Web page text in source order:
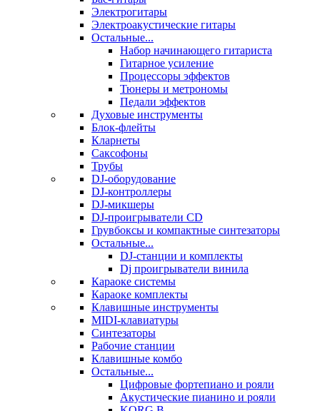
Электрогитары
Электроакустические гитары
Остальные...
Набор начинающего гитариста
Гитарное усиление
Процессоры эффектов
Тюнеры и метрономы
Педали эффектов
Духовые инструменты
Блок-флейты
Кларнеты
Саксофоны
Трубы
DJ-оборудование
DJ-контроллеры
DJ-микшеры
DJ-проигрыватели CD
Грувбоксы и компактные синтезаторы
Остальные...
DJ-станции и комплекты
Dj проигрыватели винила
Караоке системы
Караоке комплекты
Клавишные инструменты
MIDI-клавиатуры
Синтезаторы
Рабочие станции
Клавишные комбо
Остальные...
Цифровые фортепиано и рояли
Акустические пианино и рояли